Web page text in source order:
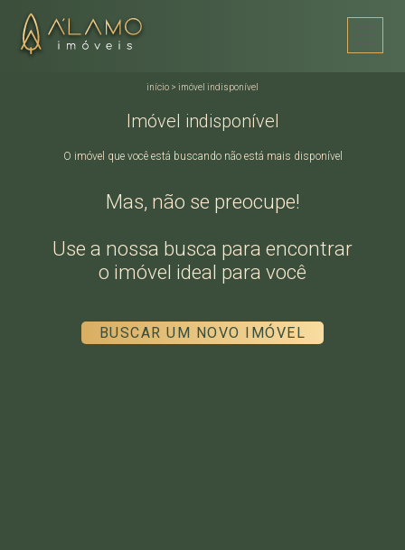
início > imóvel indisponível
Imóvel indisponível
O imóvel que você está buscando não está mais disponível
Mas, não se preocupe!
Use a nossa busca para encontrar
o imóvel ideal para você
BUSCAR UM NOVO IMÓVEL